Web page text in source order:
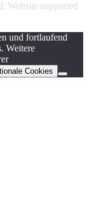
Website supported
und fortlaufend
Weitere
Cookies